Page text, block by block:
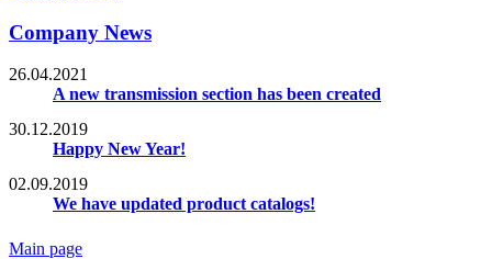
Company News
26.04.2021
A new transmission section has been created
30.12.2019
Happy New Year!
02.09.2019
We have updated product catalogs!
Main page